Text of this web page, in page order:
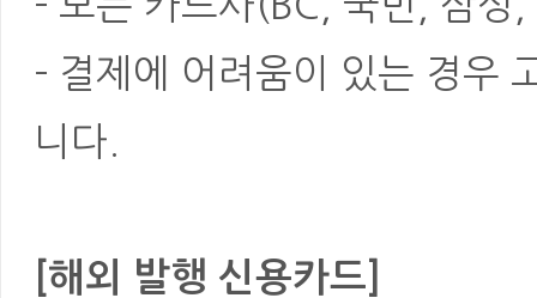
- 결제에 어려움이 있는 경우
니다.
[해외 발행 신용카드]